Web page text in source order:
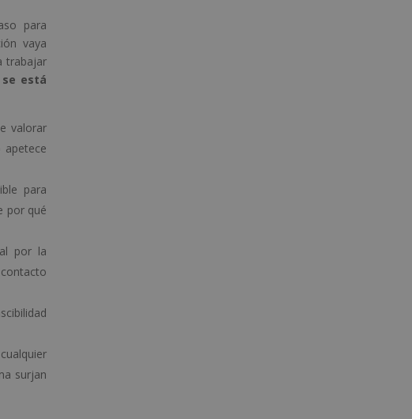
para
vaya
trabajar
está
valorar
para
por qué
por la
surjan